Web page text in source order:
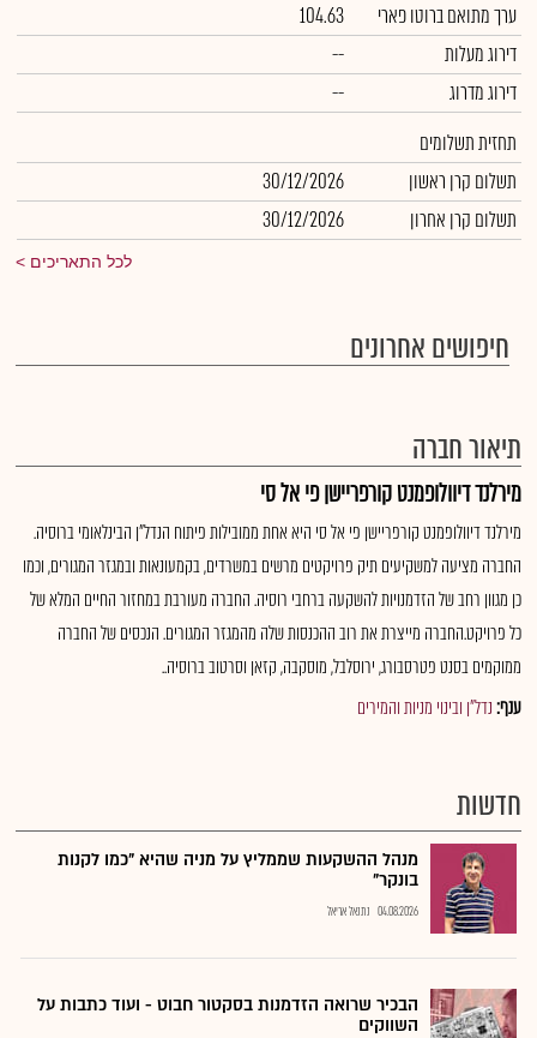
ערך מתואם ברוטו פארי
104.63
דירוג מעלות
--
דירוג מדרוג
--
תחזית תשלומים
תשלום קרן ראשון
30/12/2026
תשלום קרן אחרון
30/12/2026
לכל התאריכים
חיפושים אחרונים
תיאור חברה
מירלנד דיוולופמנט קורפריישן פי אל סי
מירלנד דיוולופמנט קורפריישן פי אל סי היא אחת ממובילות פיתוח הנדל"ן הבינלאומי ברוסיה.
החברה מציעה למשקיעים תיק פרויקטים מרשים במשרדים, בקמעונאות ובמגזר המגורים, וכמו
כן מגוון רחב של הזדמנויות להשקעה ברחבי רוסיה. החברה מעורבת במחזור החיים המלא של
כל פרויקט.החברה מייצרת את רוב ההכנסות שלה מהמגזר המגורים. הנכסים של החברה
ממוקמים בסנט פטרסבורג, ירוסלבל, מוסקבה, קזאן וסרטוב ברוסיה..
ענף:נדל"ן ובינוי מניות והמירים
חדשות
מנהל ההשקעות שממליץ על מניה שהיא "כמו לקנות
בונקר"
04.08.2026 נתנאל אריאל
הבכיר שרואה הזדמנות בסקטור חבוט - ועוד כתבות על
השווקים